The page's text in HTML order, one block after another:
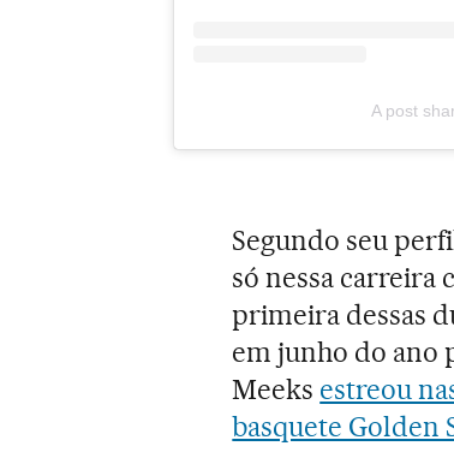
A post
Segundo seu
só nessa carreira
primeira dessas
em junho do ano
Meeks estreou
basquete Golden